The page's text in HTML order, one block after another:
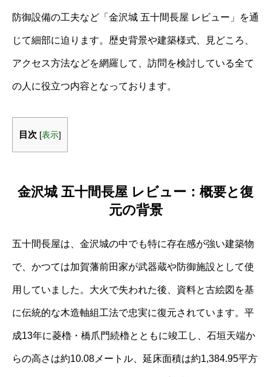
防御設備の工夫など「金沢城 五十間長屋 レビュー」を通
じて細部に迫ります。歴史背景や建築様式、見どころ、
アクセス方法などを網羅して、訪問を検討している全て
の人に役立つ内容となっております。
目次 [表示]
金沢城 五十間長屋 レビュー：概要と復
元の背景
五十間長屋は、金沢城の中でも特に存在感が強い建築物
で、かつては加賀藩前田家が武器蔵や防御施設として使
用していました。大火で失われた後、資料と古絵図を基
に伝統的な木造軸組工法で忠実に復元されています。平
成13年に菱櫓・橋爪門続櫓とともに竣工し、石垣天端か
らの高さは約10.08メートル、延床面積は約1,384.95平方